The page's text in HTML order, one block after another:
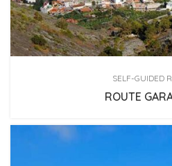
SELF-GUIDED
ROUTE